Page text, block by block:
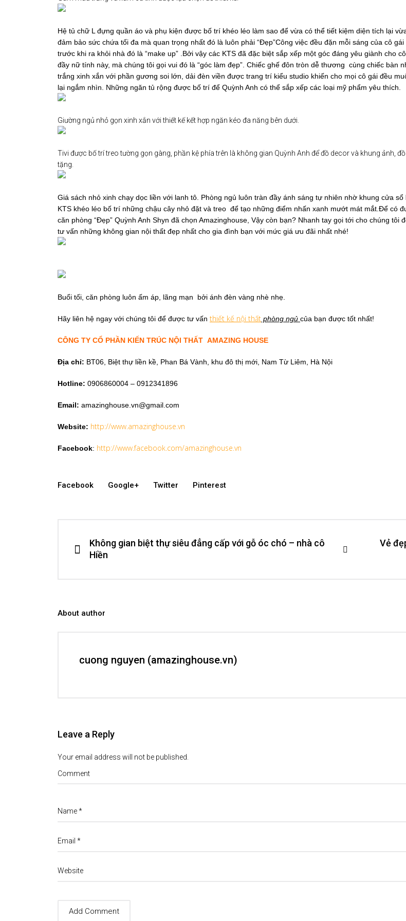
Hệ tủ chữ L đựng quần áo và phụ kiện được bố trí khéo léo làm sao để vừa có thể tiết kiệm diện tích lại
đảm bảo sức chứa tối đa mà quan trọng nhất đó là luôn phải “Đẹp”Công việc đều đặn mỗi sáng của cô gái
trước khi ra khỏi nhà đó là “make up” .Bởi vậy các KTS đã đặc biệt sắp xếp một góc đáng yêu giành cho
đầy nữ tính này, mà chúng tôi gọi vui đó là “góc làm đẹp”. Chiếc ghế đôn tròn dễ thương cùng chiếc bàn
trắng xinh xắn với phần gương soi lớn, dải đèn viền được trang trí kiểu studio khiến cho mọi cô gái đều
lại ngắm nhìn. Những ngăn tủ rộng được bố trí để Quỳnh Anh có thể sắp xếp các loại mỹ phẩm yêu thích.
Giường ngủ nhỏ gọn xinh xắn với thiết kế kết hợp ngăn kéo đa năng bên dưới.
Tivi được bố trí treo tường gọn gàng, phần kệ phía trên là không gian Quỳnh Anh để đồ decor và khung ảnh,
tặng.
Giá sách nhỏ xinh chạy dọc liền với lanh tô. Phòng ngủ luôn tràn đầy ánh sáng tự nhiên nhờ khung cửa sổ
KTS khéo léo bố trí những chậu cây nhỏ đặt và treo để tạo những điểm nhấn xanh mướt mát mắt. Để có
căn phòng “Đẹp” Quỳnh Anh Shyn đã chọn Amazinghouse, Vậy còn bạn? Nhanh tay gọi tới cho chúng tôi
tư vấn những không gian nội thất đẹp nhất cho gia đình bạn với mức giá ưu đãi nhất nhé!
Buổi tối, căn phòng luôn ấm áp, lãng mạn bởi ánh đèn vàng nhè nhẹ.
Hãy liên hệ ngay với chúng tôi để được tư vấn thiết kế nội thất phòng ngủ của bạn được tốt nhất!
CÔNG TY CỔ PHẦN KIẾN TRÚC NỘI THẤT AMAZING HOUSE
Địa chỉ: BT06, Biệt thự liền kề, Phan Bá Vành, khu đô thị mới, Nam Từ Liêm, Hà Nội
Hotline: 0906860004 – 0912341896
Email: amazinghouse.vn@gmail.com
Website: http://www.amazinghouse.vn
Facebook: http://www.facebook.com/amazinghouse.vn
Facebook Google+ Twitter Pinterest
Không gian biệt thự siêu đẳng cấp với gỗ óc chó – nhà cô
Hiền
Vẻ
About author
cuong nguyen (amazinghouse.vn)
Leave a Reply
Your email address will not be published.
Comment
Name*
Email *
Website